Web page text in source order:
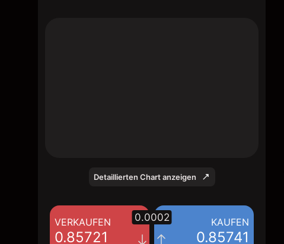
Detaillierten Chart anzeigen
VERKAUFEN
0.85721
KAUFEN
0.85741
0.0002